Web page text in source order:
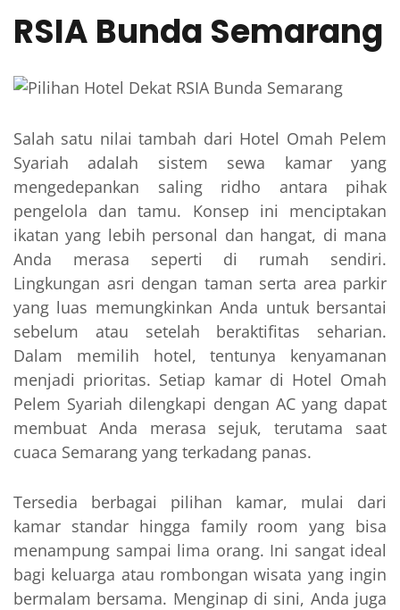
RSIA Bunda Semarang
Salah satu nilai tambah dari Hotel Omah Pelem
Syariah adalah sistem sewa kamar yang
mengedepankan saling ridho antara pihak
pengelola dan tamu. Konsep ini menciptakan
ikatan yang lebih personal dan hangat, di mana
Anda merasa seperti di rumah sendiri.
Lingkungan asri dengan taman serta area parkir
yang luas memungkinkan Anda untuk bersantai
sebelum atau setelah beraktifitas seharian.
Dalam memilih hotel, tentunya kenyamanan
menjadi prioritas. Setiap kamar di Hotel Omah
Pelem Syariah dilengkapi dengan AC yang dapat
membuat Anda merasa sejuk, terutama saat
cuaca Semarang yang terkadang panas.
Tersedia berbagai pilihan kamar, mulai dari
kamar standar hingga family room yang bisa
menampung sampai lima orang. Ini sangat ideal
bagi keluarga atau rombongan wisata yang ingin
bermalam bersama. Menginap di sini, Anda juga